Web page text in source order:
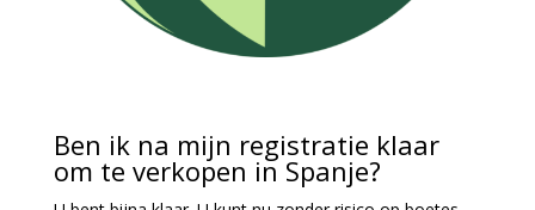
Ben ik na mijn registratie klaar
om te verkopen in Spanje?